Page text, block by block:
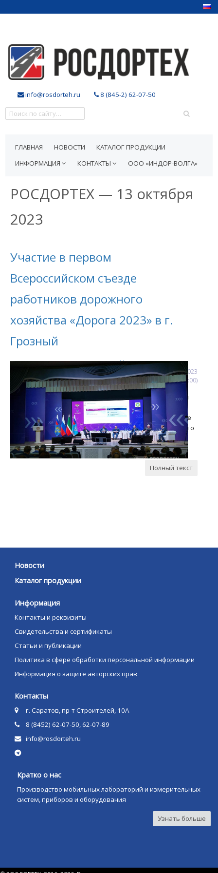
info@rosdorteh.ru 8 (845-2) 62-07-50
ГЛАВНАЯ НОВОСТИ
КАТАЛОГ ПРОДУКЦИИ
ИНФОРМАЦИЯ
КОНТАКТЫ ООО «ИНДОР-ВОЛГА»
РОСДОРТЕХ — 13 октября
2023
Участие в первом
Всероссийском съезде
работников дорожного
хозяйства «Дорога 2023» в г.
Грозный
Новости
13октября2023
(00:00:00)
«РОСДОРТЕХ» принял
участие в первом
Всероссийском съезде
работников дорожного
хозяйства «Дорога
2023» в г.Грозный
Полный текст
Новости
Каталог продукции
Информация
Контакты и реквизиты
Свидетельства и сертификаты
Статьи и публикации
Политика в сфере обработки персональной информации
Информация о защите авторских прав
Контакты
г. Саратов, пр-т Строителей, 10А
8 (8452) 62-07-50, 62-07-89
info@rosdorteh.ru
Кратко о нас
Производство мобильных лабораторий и измерительных
систем, приборов и оборудования
Узнать больше